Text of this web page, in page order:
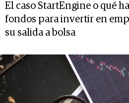
El caso StartEngine o qué
fondos para invertir en
su salida a bolsa